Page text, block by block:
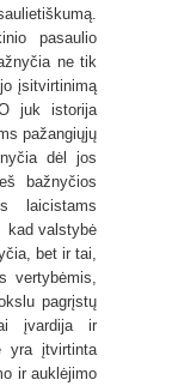
pasaulio
ne tik
įsitvirtinimą
juk istorija
pažangiųjų
dėl jos
bažnyčios
laicistams
valstybė
bet ir tai,
vertybėmis,
pagrįstų
įvardija ir
yra įtvirtinta
ir auklėjimo